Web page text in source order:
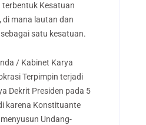
terbentuk Kesatuan
di mana lautan dan
satu kesatuan.
/ Kabinet Karya
Terpimpin terjadi
Dekrit Presiden pada 5
karena Konstituante
Undang-